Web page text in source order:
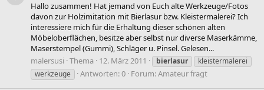
Hallo zusammen! Hat jemand von Euch alte Werkzeuge/Fotos
davon zur Holzimitation mit Bierlasur bzw. Kleistermalerei? Ich
interessiere mich für die Erhaltung dieser schönen alten
Möbeloberflächen, besitze aber selbst nur diverse Maserkämme,
Maserstempel (Gummi), Schläger u. Pinsel. Gelesen...
malersusi Thema 12. März 2011 bierlasur
kleistermalerei
werkzeuge
Antworten: 0 Forum:Amateur fragt